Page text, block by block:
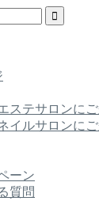
ステサロンに
イルサロンに
ーン
質問